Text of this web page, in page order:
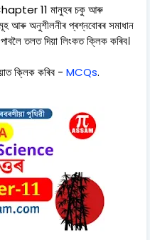
Chapter 11 মানুহৰ চকু আৰু
আৰু অনুশীলনীৰ প্ৰশ্নবোৰৰ সমাধান
তলত দিয়া লিংকত ক্লিক কৰিব।
ক্লিক কৰিব - MCQs.